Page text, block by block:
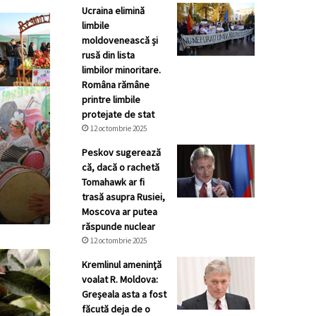
Ucraina elimină
limbile
moldovenească și
rusă din lista
limbilor minoritare.
Româna rămâne
printre limbile
protejate de stat
12 octombrie 2025
Peskov sugerează
că, dacă o rachetă
Tomahawk ar fi
trasă asupra Rusiei,
Moscova ar putea
răspunde nuclear
12 octombrie 2025
Kremlinul ameninţă
voalat R. Moldova:
Greșeala asta a fost
făcută deja de o